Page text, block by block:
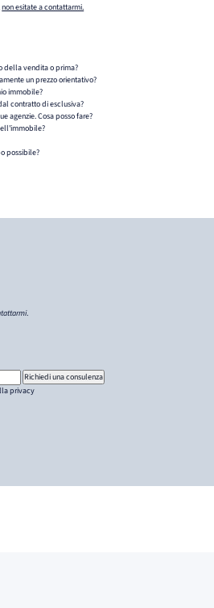
non esitate a contattarmi.
della vendita o prima?
un prezzo orientativo?
immobile?
contratto di esclusiva?
agenzie. Cosa posso fare?
possibile?
.
privacy